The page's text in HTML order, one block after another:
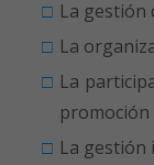
La gestión
La
La
promoción
La gestión